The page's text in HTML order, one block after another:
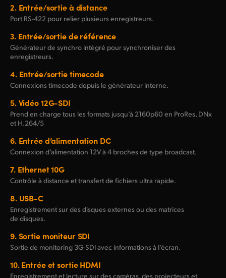
2.Entrée/sortie à distance
Port RS-422 pour relier plusieurs enregistreurs.
3.Entrée/sortie de référence
Générateur de synchro intégré pour synchroniser des
enregistreurs.
4.Entrée/sortie timecode
Connexions timecode depuis le générateur interne.
5.Vidéo 12G-SDI
Prend en charge tous les formats jusqu’à 2160p60 en ProRes, DNx
et H.264/5
6.Entrée d’alimentation DC
Connexion d’alimentation 12V à 4 broches de type broadcast.
7.Ethernet 10G
Contrôle à distance et transfert de fichiers ultra rapide.
8.USB-C
Enregistrement sur des disques externes ou des matrices
de disques.
9.Sortie moniteur SDI
Sortie de monitoring 3G-SDIavec informations à l’écran.
10.Entrée et sortie HDMI
Enregistrement et lecture sur des caméras, des projecteurs et